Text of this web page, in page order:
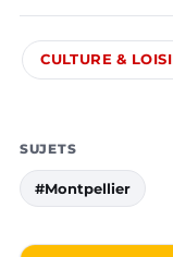
CULTURE &
SUJETS
#Montpellier